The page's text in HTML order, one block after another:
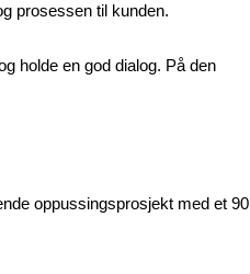
prosessen til kunden.
holde en god dialog. På den
oppussingsprosjekt med et 90